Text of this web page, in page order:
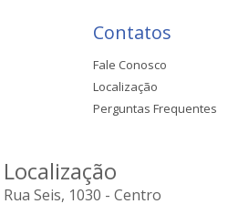
Contatos
Fale Conosco
Localização
Perguntas Frequentes
Localização
Rua Seis, 1030 - Centro